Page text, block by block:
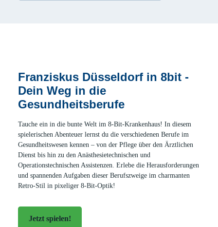
Franziskus Düsseldorf in 8bit -
Dein Weg in die
Gesundheitsberufe
Tauche ein in die bunte Welt im 8-Bit-Krankenhaus! In diesem
spielerischen Abenteuer lernst du die verschiedenen Berufe im
Gesundheitswesen kennen – von der Pflege über den Ärztlichen
Dienst bis hin zu den Anästhesietechnischen und
Operationstechnischen Assistenzen.Erlebe die Herausforderungen
und spannenden Aufgaben dieser Berufszweige im charmanten
Retro-Stil in pixeliger 8-Bit-Optik!
Jetzt spielen!